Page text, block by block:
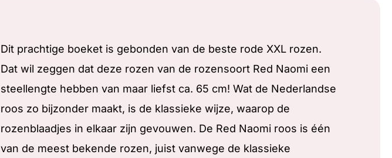
Dit prachtige boeket is gebonden van de beste rode XXL rozen.
Dat wil zeggen dat deze rozen van de rozensoort Red Naomi een
steellengte hebben van maar liefst ca. 65 cm! Wat de Nederlandse
roos zo bijzonder maakt, is de klassieke wijze, waarop de
rozenblaadjes in elkaar zijn gevouwen. De Red Naomi roos is één
van de meest bekende rozen, juist vanwege de klassieke